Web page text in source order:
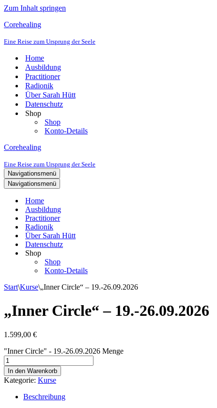
Zum Inhalt springen
Corehealing
Eine Reise zum Ursprung der Seele
Home
Ausbildung
Practitioner
Radionik
Über Sarah Hütt
Datenschutz
Shop
Shop
Konto-Details
Corehealing
Eine Reise zum Ursprung der Seele
Navigationsmenü
Navigationsmenü
Home
Ausbildung
Practitioner
Radionik
Über Sarah Hütt
Datenschutz
Shop
Shop
Konto-Details
Start\Kurse\„Inner Circle“ – 19.-26.09.2026
„Inner Circle“ – 19.-26.09.2026
1.599,00 €
"Inner Circle" - 19.-26.09.2026 Menge
In den Warenkorb
Kategorie: Kurse
Beschreibung